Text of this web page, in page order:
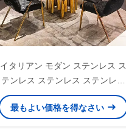
イタリアン モダン ステンレス ス
テンレス ステンレス ステンレス
ステンレス
最もよい価格を得なさい